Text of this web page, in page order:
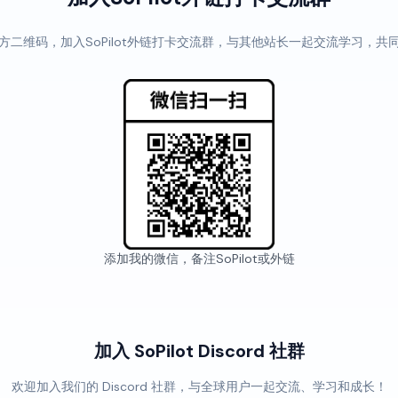
二维码，加入SoPilot外链打卡交流群，与其他站长一起交流学习，共
添加我的微信，备注SoPilot或外链
加入 SoPilot Discord 社群
欢迎加入我们的 Discord 社群，与全球用户一起交流、学习和成长！